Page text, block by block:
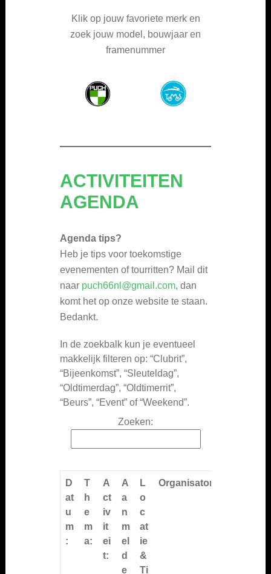
Klik op jouw favoriete merk en
zoek jouw model, bouwjaar en
framenummer
ACTIVITEITEN
AGENDA
Agenda tips?
Heb je tips voor toekomstige
evenementen of tourritten? Mail dit
naar puch66nl@gmail.com, dan
komt het op onze website te staan.
Bedankt.
In de zoekbalk kun je eventueel
makkelijk filteren op: “Clubrit”,
“Bijeenkomst”, “Sleuteldag”,
“Oldtimerdag”, “Oldtimerrit”,
“Beurs”, “Event” of “Weekend”.
Zoeken:
D
at
u
m
:
T
h
e
m
a:
A
ct
iv
it
ei
t:
A
a
n
m
el
d
e
L
o
c
at
ie
&
Ti
Organisator(en):